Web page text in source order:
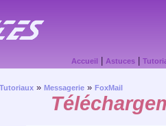
Accueil Astuces|
»Messagerie »FoxMail